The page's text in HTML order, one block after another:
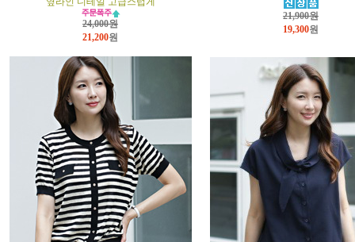
24,000원
21,200원
21,900원
19,300원